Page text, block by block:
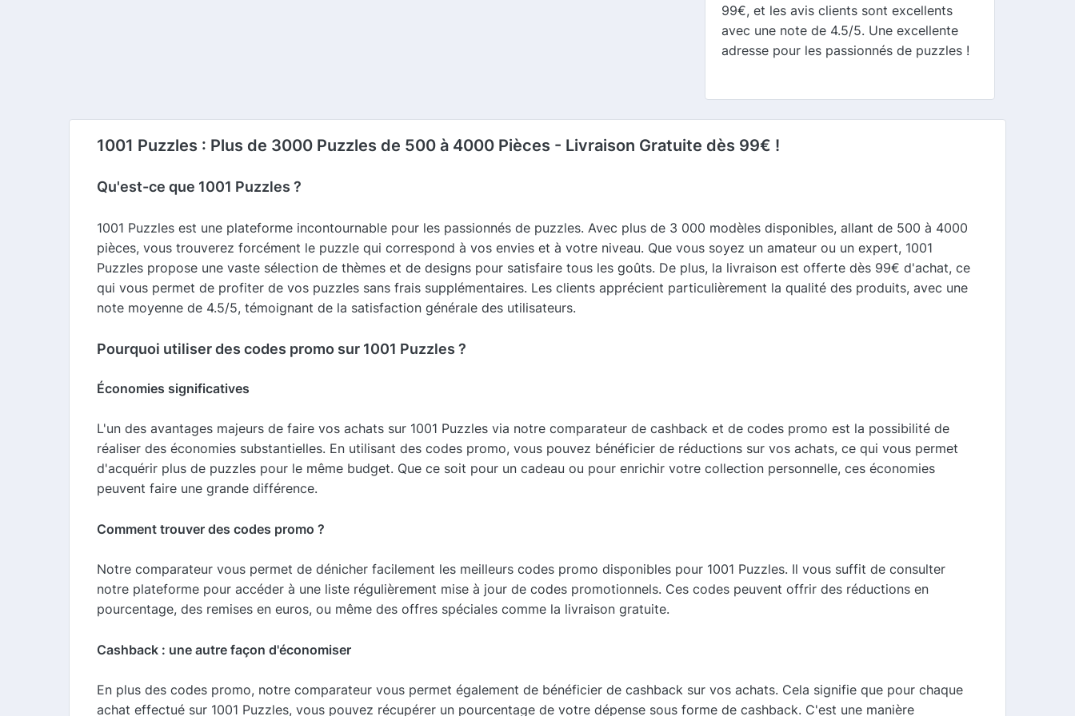
99€, et les avis clients sont excellents
avec une note de 4.5/5. Une excellente
adresse pour les passionnés de puzzles !
1001 Puzzles : Plus de 3000 Puzzles de 500 à 4000 Pièces - Livraison Gratuite dès 99€ !
Qu'est-ce que 1001 Puzzles ?
1001 Puzzles est une plateforme incontournable pour les passionnés de puzzles. Avec plus de 3 000 modèles disponibles, allant de 500 à 4000
pièces, vous trouverez forcément le puzzle qui correspond à vos envies et à votre niveau. Que vous soyez un amateur ou un expert, 1001
Puzzles propose une vaste sélection de thèmes et de designs pour satisfaire tous les goûts. De plus, la livraison est offerte dès 99€ d'achat, ce
qui vous permet de profiter de vos puzzles sans frais supplémentaires. Les clients apprécient particulièrement la qualité des produits, avec une
note moyenne de 4.5/5, témoignant de la satisfaction générale des utilisateurs.
Pourquoi utiliser des codes promo sur 1001 Puzzles ?
Économies significatives
L'un des avantages majeurs de faire vos achats sur 1001 Puzzles via notre comparateur de cashback et de codes promo est la possibilité de
réaliser des économies substantielles. En utilisant des codes promo, vous pouvez bénéficier de réductions sur vos achats, ce qui vous permet
d'acquérir plus de puzzles pour le même budget. Que ce soit pour un cadeau ou pour enrichir votre collection personnelle, ces économies
peuvent faire une grande différence.
Comment trouver des codes promo ?
Notre comparateur vous permet de dénicher facilement les meilleurs codes promo disponibles pour 1001 Puzzles. Il vous suffit de consulter
notre plateforme pour accéder à une liste régulièrement mise à jour de codes promotionnels. Ces codes peuvent offrir des réductions en
pourcentage, des remises en euros, ou même des offres spéciales comme la livraison gratuite.
Cashback : une autre façon d'économiser
En plus des codes promo, notre comparateur vous permet également de bénéficier de cashback sur vos achats. Cela signifie que pour chaque
achat effectué sur 1001 Puzzles, vous pouvez récupérer un pourcentage de votre dépense sous forme de cashback. C'est une manière